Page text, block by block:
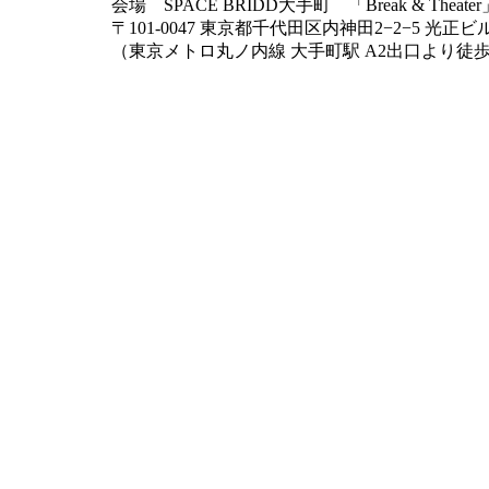
会場 SPACE BRIDD大手町 「Break & Theater
〒101-0047 東京都千代田区内神田2−2−5 光正ビ
（東京メトロ丸ノ内線 大手町駅 A2出口より徒